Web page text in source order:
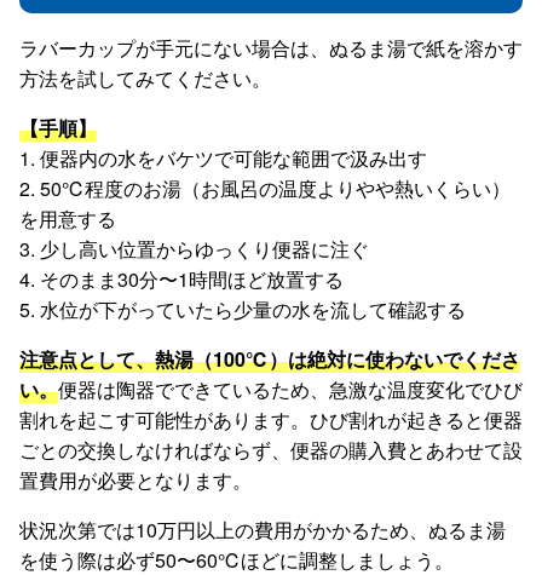
ラバーカップが手元にない場合は、ぬるま湯で紙を溶かす
方法を試してみてください。
【手順】
1. 便器内の水をバケツで可能な範囲で汲み出す
2. 50℃程度のお湯（お風呂の温度よりやや熱いくらい）
を用意する
3. 少し高い位置からゆっくり便器に注ぐ
4. そのまま30分〜1時間ほど放置する
5. 水位が下がっていたら少量の水を流して確認する
注意点として、熱湯（100℃）は絶対に使わないでくださ
い。便器は陶器でできているため、急激な温度変化でひび
割れを起こす可能性があります。ひび割れが起きると便器
ごとの交換しなければならず、便器の購入費とあわせて設
置費用が必要となります。
状況次第では10万円以上の費用がかかるため、ぬるま湯
を使う際は必ず50〜60℃ほどに調整しましょう。